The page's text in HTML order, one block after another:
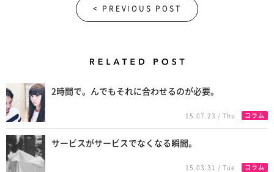
< PREVIOUS POST
2時間で。んでもそれに合わせるのが必要。
15.07.23 / Thu コラム
サービスがサービスでなくなる瞬間。
15.03.31 / Tue コラム